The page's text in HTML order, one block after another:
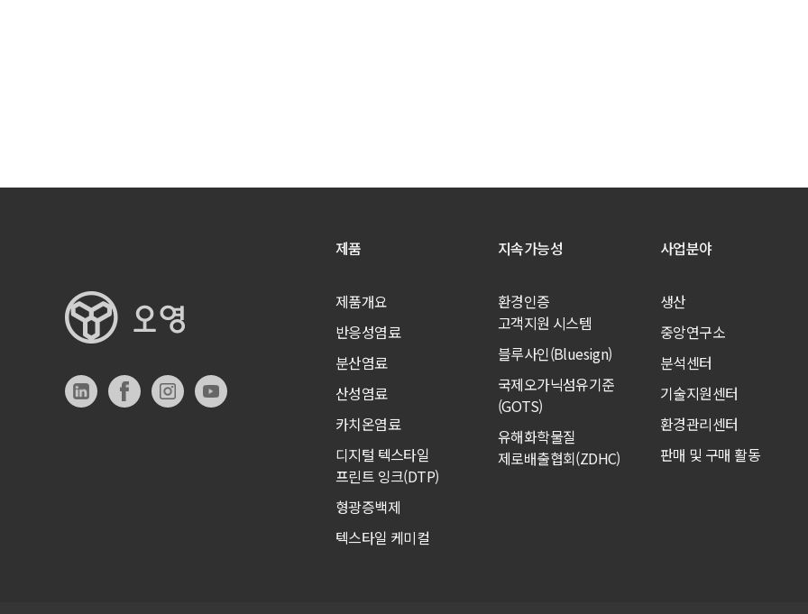
제품
제품개요
반응성염료
분산염료
산성염료
카치온염료
디지털 텍스타일
프린트 잉크(DTP)
형광증백제
텍스타일 케미컬
지속가능성
환경인증
고객지원 시스템
블루사인(Bluesign)
국제오가닉섬유기준
(GOTS)
유해화학물질
제로배출협회(ZDHC)
사업분야
생산
중앙연구소
분석센터
기술지원센터
환경관리센터
판매 및 구매 활동